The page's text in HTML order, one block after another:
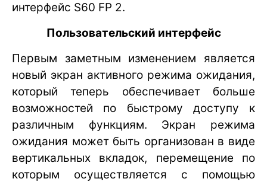
интерфейс S60 FP 2.
Пользовательский интерфейс
Первым заметным изменением является
новый экран активного режима ожидания,
который теперь обеспечивает больше
возможностей по быстрому доступу к
различным функциям. Экран режима
ожидания может быть организован в виде
вертикальных вкладок, перемещение по
которым осуществляется с помощью